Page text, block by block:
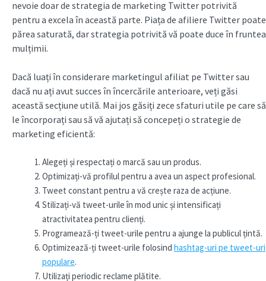
nevoie doar de strategia de marketing Twitter potrivită
pentru a excela în această parte. Piața de afiliere Twitter poate
părea saturată, dar strategia potrivită vă poate duce în fruntea
mulțimii.
Dacă luați în considerare marketingul afiliat pe Twitter sau
dacă nu ați avut succes în încercările anterioare, veți găsi
această secțiune utilă. Mai jos găsiți zece sfaturi utile pe care să
le încorporați sau să vă ajutați să concepeți o strategie de
marketing eficientă:
Alegeți și respectați o marcă sau un produs.
Optimizați-vă profilul pentru a avea un aspect profesional.
Tweet constant pentru a vă crește raza de acțiune.
Stilizați-vă tweet-urile în mod unic și intensificați
atractivitatea pentru clienți.
Programează-ți tweet-urile pentru a ajunge la publicul țintă.
Optimizează-ți tweet-urile folosind hashtag-uri pe tweet-uri
populare.
Utilizați periodic reclame plătite.